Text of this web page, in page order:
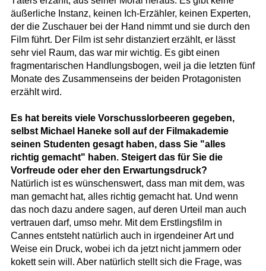
äußerliche Instanz, keinen Ich-Erzähler, keinen Experten,
der die Zuschauer bei der Hand nimmt und sie durch den
Film führt. Der Film ist sehr distanziert erzählt, er lässt
sehr viel Raum, das war mir wichtig. Es gibt einen
fragmentarischen Handlungsbogen, weil ja die letzten fünf
Monate des Zusammenseins der beiden Protagonisten
erzählt wird.
Es hat bereits viele Vorschusslorbeeren gegeben,
selbst Michael Haneke soll auf der Filmakademie
seinen Studenten gesagt haben, dass Sie "alles
richtig gemacht" haben. Steigert das für Sie die
Vorfreude oder eher den Erwartungsdruck?
Natürlich ist es wünschenswert, dass man mit dem, was
man gemacht hat, alles richtig gemacht hat. Und wenn
das noch dazu andere sagen, auf deren Urteil man auch
vertrauen darf, umso mehr. Mit dem Erstlingsfilm in
Cannes entsteht natürlich auch in irgendeiner Art und
Weise ein Druck, wobei ich da jetzt nicht jammern oder
kokett sein will. Aber natürlich stellt sich die Frage, was